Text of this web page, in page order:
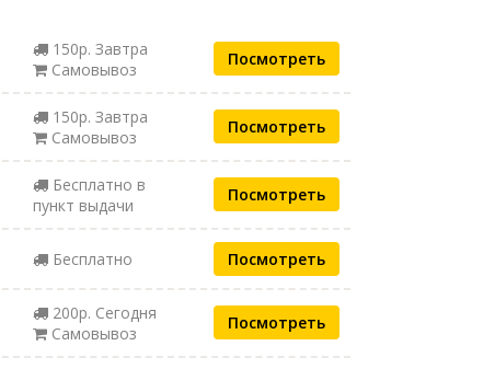
150р. Завтра
Самовывоз
Посмотреть
150р. Завтра
Самовывоз
Посмотреть
Бесплатно в
пункт выдачи
Посмотреть
Бесплатно Посмотреть
200р. Сегодня
Самовывоз
Посмотреть